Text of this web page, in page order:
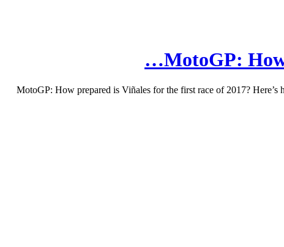
MotoGP:
MotoGP: How prepared is Viñales for the first race of 2017?